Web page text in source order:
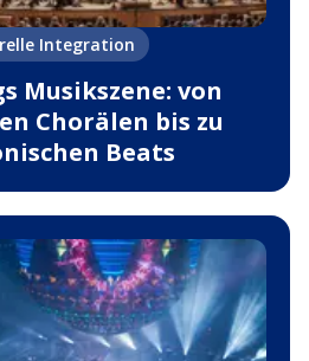
Integration
Musikszene: von
Chorälen bis zu
Beats